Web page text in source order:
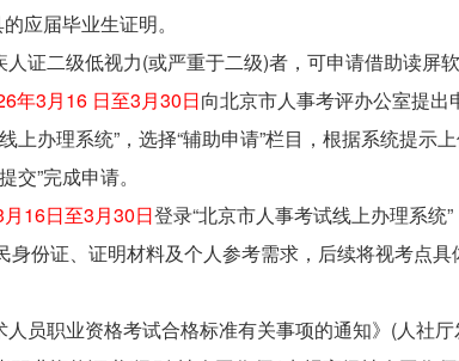
应届毕业生证明。
证二级低视力(或严重于二级)者，可申请借助读屏
年3月16 日至3月30日向北京市人事考评办公室提出
上办理系统”，选择“辅助申请”栏目，根据系统提示
”完成申请。
16日至3月30日登录“北京市人事考试线上办理系统”
身份证、证明材料及个人参考需求，后续将视考点
员职业资格考试合格标准有关事项的通知》(人社